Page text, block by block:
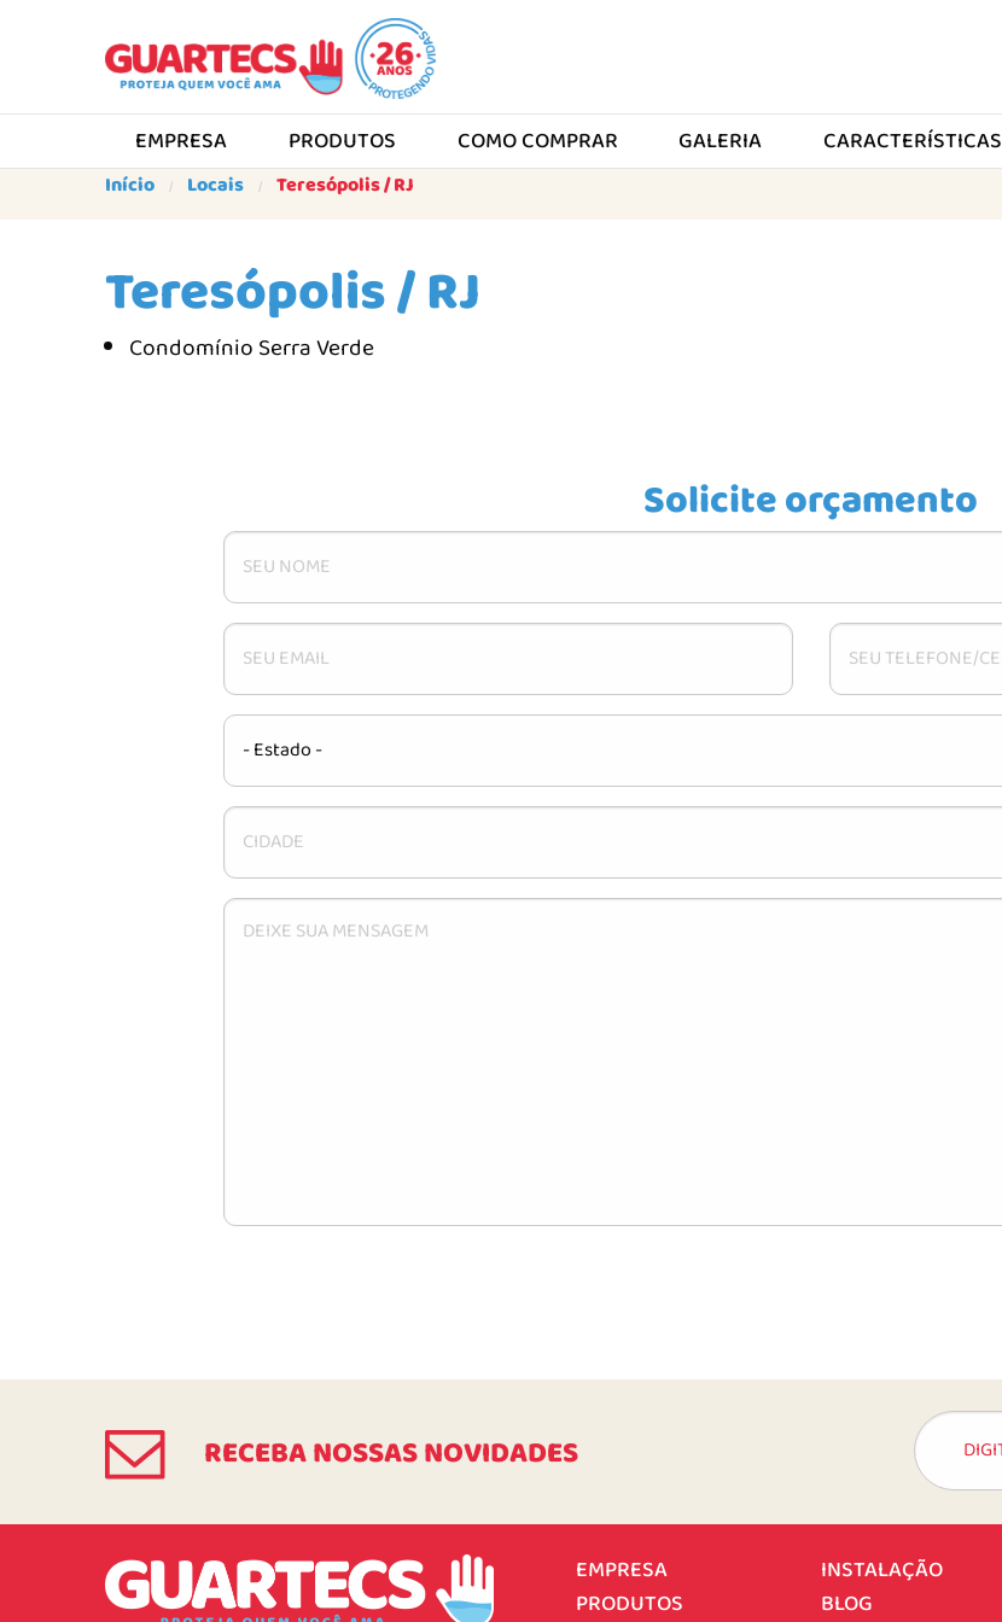
EMPRESA PRODUTOS COMO COMPRAR GALERIA CARACTERÍSTICAS
Início Locais Teresópolis / RJ
Teresópolis / RJ
Condomínio Serra Verde
Solicite orçamento
RECEBA NOSSAS NOVIDADES
EMPRESA
PRODUTOS
INSTALAÇÃO
BLOG